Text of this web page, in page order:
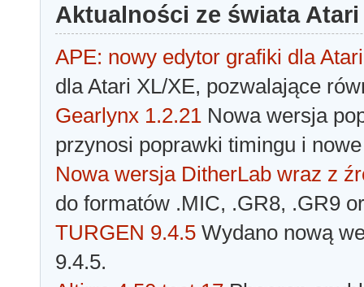
Aktualności ze świata Atari
APE: nowy edytor grafiki dla Atari
dla Atari XL/XE, pozwalające
Gearlynx 1.2.21 Nowa wersja
przynosi poprawki timingu i
Nowa wersja DitherLab wraz z
do formatów .MIC, .GR8, .GR9
TURGEN 9.4.5 Wydano nową
9.4.5.